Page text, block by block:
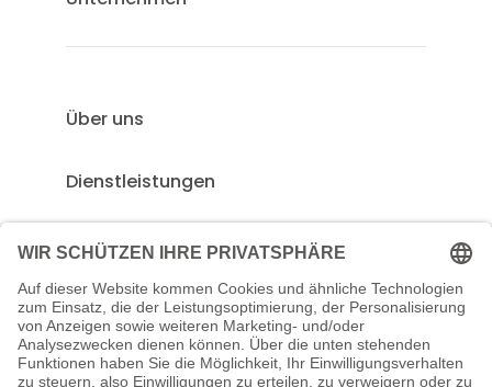
Über uns
Dienstleistungen
Referenzen
Rechtliches